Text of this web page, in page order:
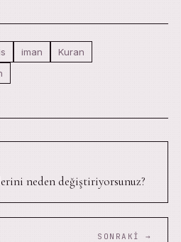
iman
Kuran
neden değiştiriyorsunuz?
SONRAKI →